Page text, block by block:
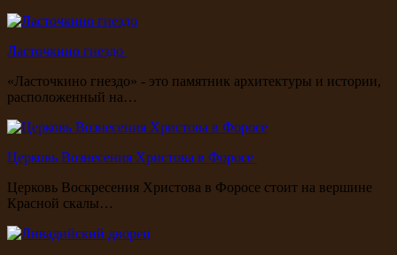
Ласточкино гнездо
«Ласточкино гнездо» - это памятник архитектуры и истории,
расположенный на…
Церковь Вознесения Христова в Форосе
Церковь Воскресения Христова в Форосе стоит на вершине
Красной скалы…